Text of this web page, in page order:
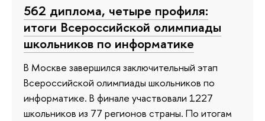
562 диплома, четыре профиля:
итоги Всероссийской олимпиады
школьников по информатике
В Москве завершился заключительный этап
Всероссийской олимпиады школьников по
информатике. В финале участвовали 1227
школьников из 77 регионов страны. По итогам